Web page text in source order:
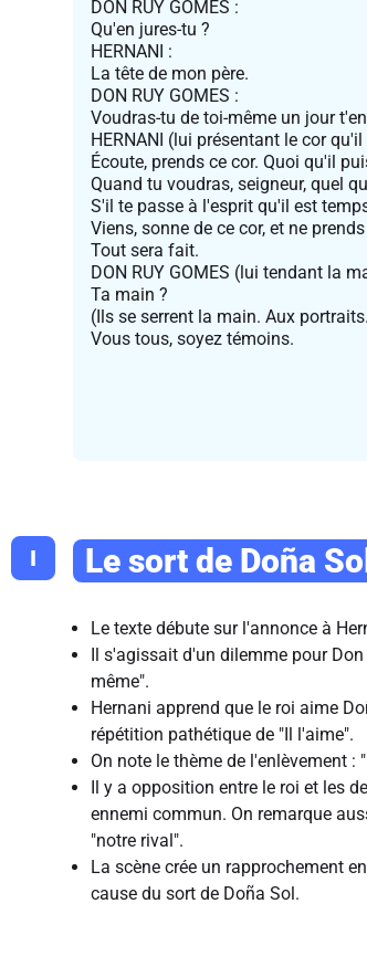
DON RUY GOMES :
Qu'en jures-tu ?
HERNANI :
La tête de mon père.
DON RUY GOMES :
Voudras-tu de toi-même un jour
HERNANI (lui présentant le cor
Écoute, prends ce cor. Quoi qu'il
Quand tu voudras, seigneur, quel
S'il te passe à l'esprit qu'il est
Viens, sonne de ce cor, et ne
Tout sera fait.
DON RUY GOMES (lui tendant la
Ta main ?
(Ils se serrent la main. Aux
Vous tous, soyez témoins.
I Le sort de Doña Sol
Le texte débute sur l'annonce à
Il s'agissait d'un dilemme pour
même".
Hernani apprend que le roi aime
répétition pathétique de "Il l'aime".
On note le thème de l'enlèvement :
Il y a opposition entre le roi et les
ennemi commun. On remarque
"notre rival".
La scène crée un rapprochement
cause du sort de Doña Sol.